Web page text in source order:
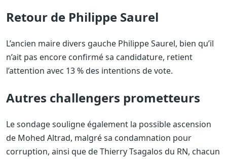
Retour de Philippe Saurel
L’ancien maire divers gauche Philippe Saurel, bien qu’il
n’ait pas encore confirmé sa candidature, retient
l’attention avec 13 % des intentions de vote.
Autres challengers prometteurs
Le sondage souligne également la possible ascension
de Mohed Altrad, malgré sa condamnation pour
corruption, ainsi que de Thierry Tsagalos du RN, chacun